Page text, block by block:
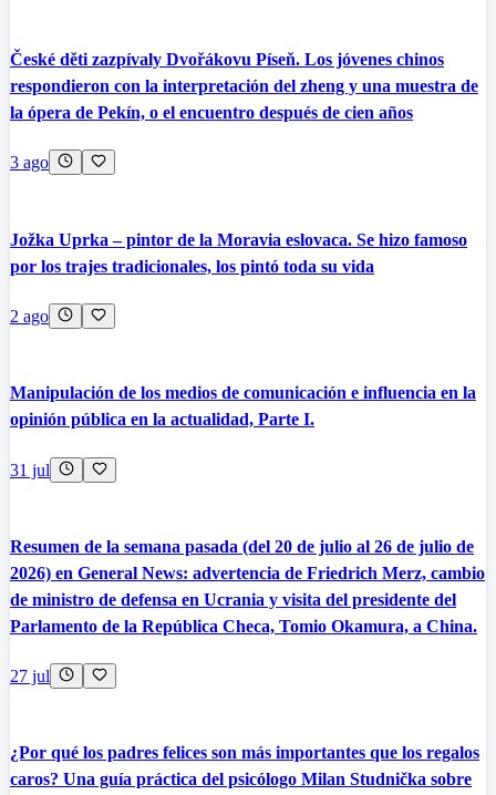
České děti zazpívaly Dvořákovu Píseň. Los jóvenes chinos
respondieron con la interpretación del zheng y una muestra de
la ópera de Pekín, o el encuentro después de cien años
3 ago
Jožka Uprka – pintor de la Moravia eslovaca. Se hizo famoso
por los trajes tradicionales, los pintó toda su vida
2 ago
Manipulación de los medios de comunicación e influencia en la
opinión pública en la actualidad, Parte I.
31 jul
Resumen de la semana pasada (del 20 de julio al 26 de julio de
2026) en General News: advertencia de Friedrich Merz, cambio
de ministro de defensa en Ucrania y visita del presidente del
Parlamento de la República Checa, Tomio Okamura, a China.
27 jul
¿Por qué los padres felices son más importantes que los regalos
caros? Una guía práctica del psicólogo Milan Studnička sobre